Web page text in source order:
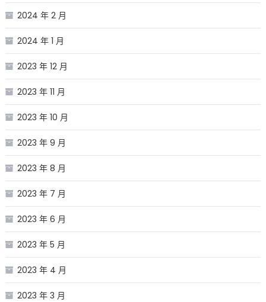
2024 年 2 月
2024 年 1 月
2023 年 12 月
2023 年 11 月
2023 年 10 月
2023 年 9 月
2023 年 8 月
2023 年 7 月
2023 年 6 月
2023 年 5 月
2023 年 4 月
2023 年 3 月